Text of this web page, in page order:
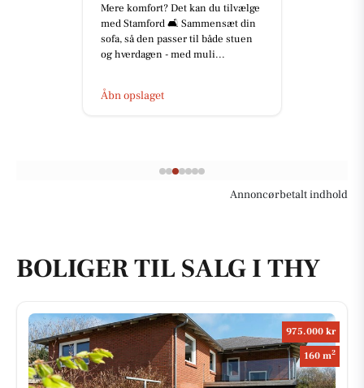
Mere komfort? Det kan du tilvælge
med Stamford 🛋️ Sammensæt din
sofa, så den passer til både stuen
og hverdagen - med muli...
Åbn opslaget
Annoncørbetalt indhold
BOLIGER TIL SALG I THY
975.000 kr
160 m2